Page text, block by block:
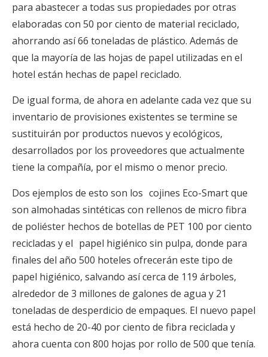
para abastecer a todas sus propiedades por otras
elaboradas con 50 por ciento de material reciclado,
ahorrando así 66 toneladas de plástico. Además de
que la mayoría de las hojas de papel utilizadas en el
hotel están hechas de papel reciclado.
De igual forma, de ahora en adelante cada vez que su
inventario de provisiones existentes se termine se
sustituirán por productos nuevos y ecológicos,
desarrollados por los proveedores que actualmente
tiene la compañía, por el mismo o menor precio.
Dos ejemplos de esto son los cojines Eco-Smart que
son almohadas sintéticas con rellenos de micro fibra
de poliéster hechos de botellas de PET 100 por ciento
recicladas y el papel higiénico sin pulpa, donde para
finales del año 500 hoteles ofrecerán este tipo de
papel higiénico, salvando así cerca de 119 árboles,
alrededor de 3 millones de galones de agua y 21
toneladas de desperdicio de empaques. El nuevo papel
está hecho de 20-40 por ciento de fibra reciclada y
ahora cuenta con 800 hojas por rollo de 500 que tenía.